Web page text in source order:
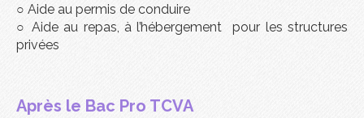
○ Aide au permis de conduire
○ Aide au repas, à l’hébergement
pour les structures
privées
Après le Bac Pro TCVA